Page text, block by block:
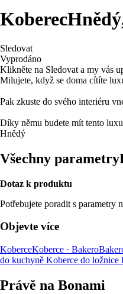
KoberecHnědý
Sledovat
Vyprodáno
Klikněte na Sledovat a my vás
Milujete, když se doma cítíte
Pak zkuste do svého interiéru
Díky němu budete mít tento
Hnědý
Všechny parametry
Dotaz k produktu
Potřebujete poradit s parametry
Objevte více
KoberceKoberce · Bakero
do kuchyně Koberce do ložnice
Právě na Bonami